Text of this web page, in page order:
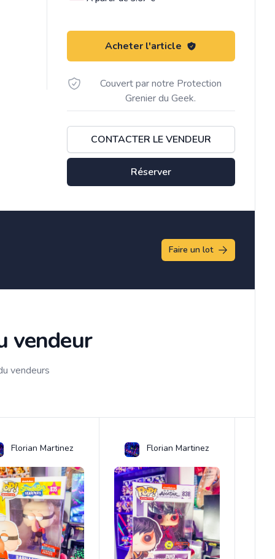
Acheter l'article
Couvert par notre Protection
Grenier du Geek.
CONTACTER LE VENDEUR
Réserver
Faire un lot
vendeur
vendeurs
Florian Martinez Florian Martinez